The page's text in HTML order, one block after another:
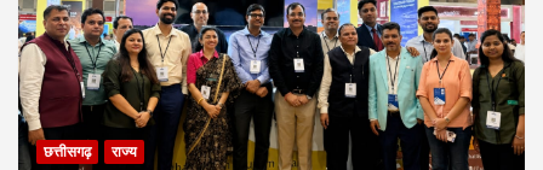
छत्तीसगढ़ राज्य